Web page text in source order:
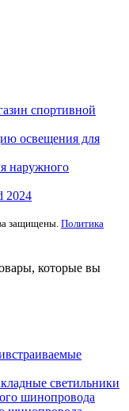
спортивной
освещения для
наружного
2024
защищены. Политика
которые вы
встраиваемые
светильники